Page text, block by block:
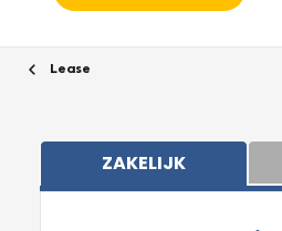
Lease